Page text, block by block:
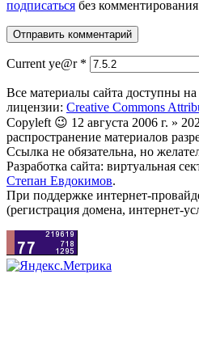
подписаться без
Current ye@r *
Все материалы сайта доступны
лицензии: Creative Commons
Copyleft 😉 12 августа 2006 г. »
распространение материалов
Ссылка не обязательна, но
Разработка сайта: виртуальная
Степан Евдокимов.
При поддержке интернет-
(регистрация домена, интернет-